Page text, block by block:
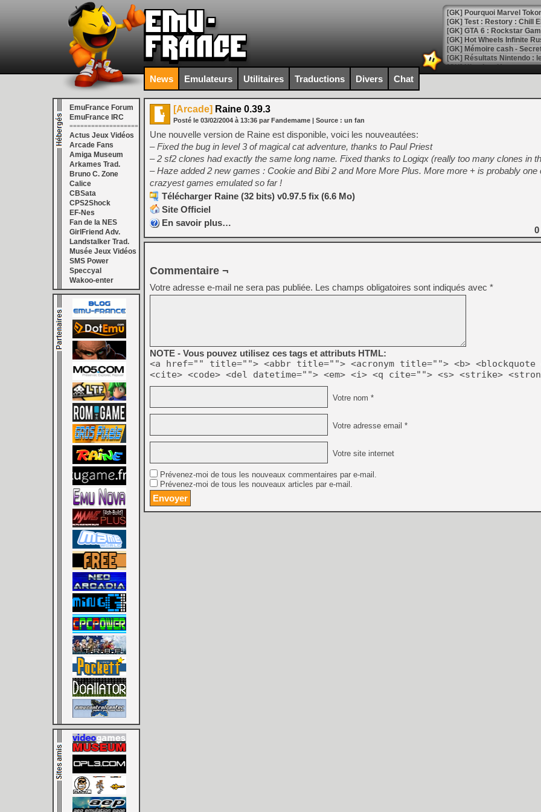
[GK] Pourquoi Marvel
[GK] Test : Restory : Chill
[GK] GTA 6 : Rockstar
[GK] Hot Wheels Infinite
[GK] Mémoire cash -
[GK] Résultats Nintendo :
[GK] Déjà des
[Mo5] Brickboy cherche à
[GK] Minecraft et ses «
[GK] Beast of
[GK] Ubisoft : fin de partie
[GK] Mémoire cash -
[GK] Dan Houser (GTA)
[GK] Comment EA Sports
[GK] Crimson Moon : un
[GK] Isle of Reveries : le
[GK] Moonlighter 2 : The
[GK] Capcom relance
[Mo5] Deux inédits du
[GK] Le beat'em up The
[GK] Endless Legend 2 :
[LS] [PS5] Le WebKit
[GK] Oubliez Crazy Taxi,
[LS] [Switch] NSZ 5.0.0
[GK] No More Room in
[GK] Un chatbot Atelier
[GK] Mémoire cash -
[GK] Nvidia : le prix des
[GK] Suikoden Star Leap
[Mo5] La mini borne
News Emulateurs Utilitaires Traductions Divers Chat
EmuFrance Forum
EmuFrance IRC
===================
Actus Jeux Vidéos
Arcade Fans
Amiga Museum
Arkames Trad.
Bruno C. Zone
Calice
CBSata
CPS2Shock
EF-Nes
Fan de la NES
GirlFriend Adv.
Landstalker Trad.
Musée Jeux Vidéos
SMS Power
Speccyal
Wakoo-enter
[Arcade] Raine 0.39.3
Posté le 03/02/2004 à 13:36 par Fandemame | Source : un fan
Une nouvelle version de Raine est disponible, voici les nouveautées:
– Fixed the bug in level 3 of magical cat adventure, thanks to Paul Priest
– 2 sf2 clones had exactly the same long name. Fixed thanks to Logiqx (really too many clones in
– Haze added 2 new games : Cookie and Bibi 2 and More More Plus. More more + is probably one
crazyest games emulated so far !
Télécharger Raine (32 bits) v0.97.5 fix (6.6 Mo)
Site Officiel
En savoir plus…
0
Commentaire ¬
Votre adresse e-mail ne sera pas publiée. Les champs obligatoires sont indiqués avec *
NOTE - Vous pouvez utilisez ces tags et attributs HTML:
<a href="" title=""> <abbr title=""> <acronym title=""> <b> <blockquote
<cite> <code> <del datetime=""> <em> <i> <q cite=""> <s> <strike>
Votre nom *
Votre adresse email *
Votre site internet
Prévenez-moi de tous les nouveaux commentaires par e-mail.
Prévenez-moi de tous les nouveaux articles par e-mail.